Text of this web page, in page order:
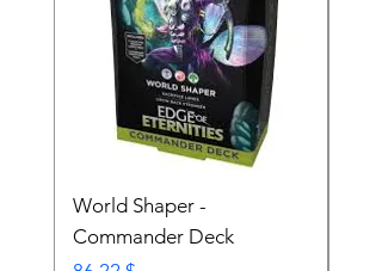
World Shaper -
Commander Deck